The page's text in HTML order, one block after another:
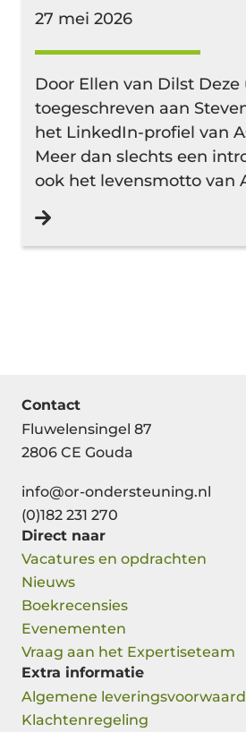
27 mei 2026
Door Ellen van Dilst Deze
toegeschreven aan
het LinkedIn-profiel van
Meer dan slechts een
ook het levensmotto van
Lees verder
Contact
Fluwelensingel 87
2806 CE Gouda
info@or-ondersteuning.nl
(0)182 231 270
Direct naar
Vacatures en opdrachten
Nieuws
Boekrecensies
Evenementen
Vraag aan het Expertiseteam
Extra informatie
Algemene
Klachtenregeling